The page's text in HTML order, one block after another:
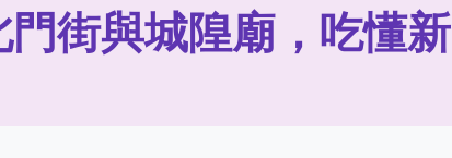
街與城隍廟，吃懂新